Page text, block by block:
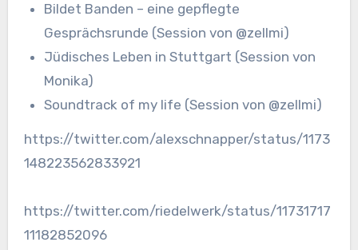
Bildet Banden – eine gepflegte
Gesprächsrunde (Session von @zellmi)
Jüdisches Leben in Stuttgart (Session von
Monika)
Soundtrack of my life (Session von @zellmi)
https://twitter.com/alexschnapper/status/1173
148223562833921
https://twitter.com/riedelwerk/status/11731717
11182852096